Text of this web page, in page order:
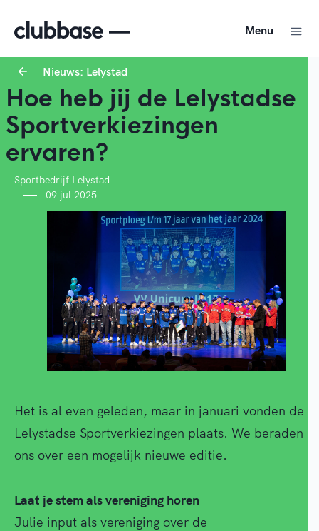
Menu
Nieuws: Lelystad
Hoe heb jij de Lelystadse
Sportverkiezingen
ervaren?
Sportbedrijf Lelystad
09 jul 2025
Het is al even geleden, maar in januari vonden de
Lelystadse Sportverkiezingen plaats. We beraden
ons over een mogelijk nieuwe editie.
Laat je stem als vereniging horen
Julie input als vereniging over de